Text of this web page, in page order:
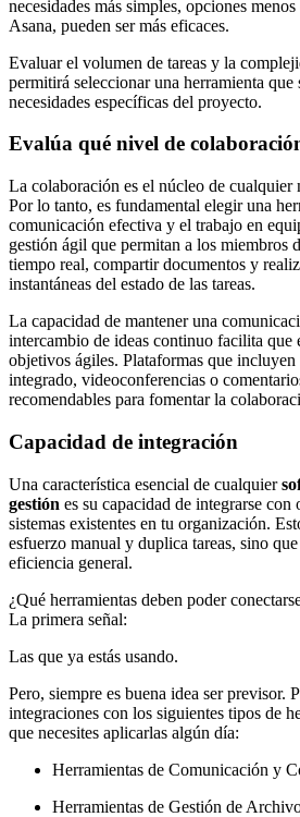
necesidades más simples, opciones
Asana, pueden ser más eficaces.
Evaluar el volumen de tareas y la
permitirá seleccionar una herramienta que
necesidades específicas del proyecto.
Evalúa qué nivel de
La colaboración es el núcleo de cualquier
Por lo tanto, es fundamental elegir una
comunicación efectiva y el trabajo en
gestión ágil que permitan a los miembros
tiempo real, compartir documentos y
instantáneas del estado de las tareas.
La capacidad de mantener una
intercambio de ideas continuo facilita que
objetivos ágiles. Plataformas que
integrado, videoconferencias o
recomendables para fomentar la
Capacidad de integración
Una característica esencial de cualquier
gestión es su capacidad de integrarse con
sistemas existentes en tu organización.
esfuerzo manual y duplica tareas, sino
eficiencia general.
¿Qué herramientas deben poder
La primera señal:
Las que ya estás usando.
Pero, siempre es buena idea ser previsor.
integraciones con los siguientes tipos de
que necesites aplicarlas algún día:
Herramientas de Comunicación y
Herramientas de Gestión de